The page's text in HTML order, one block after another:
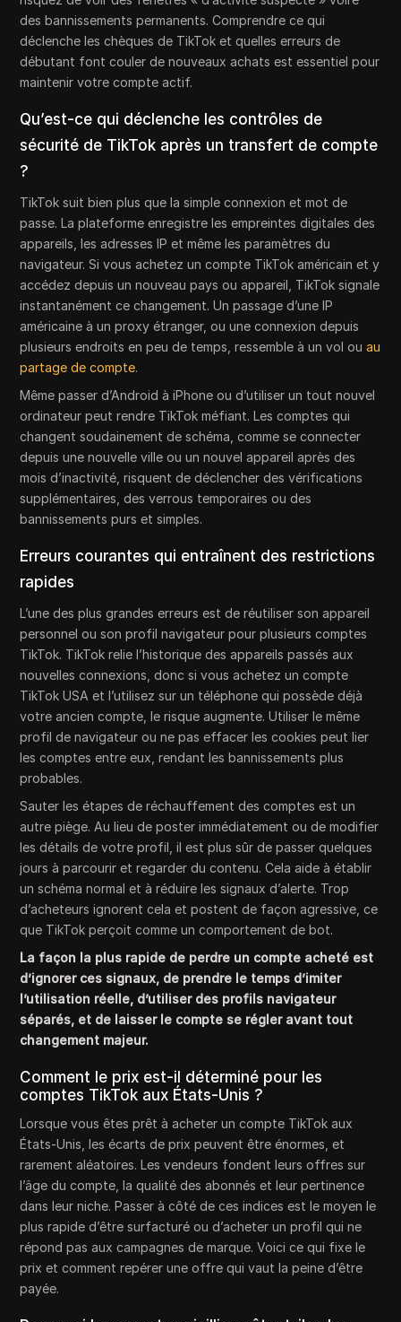
des bannissements permanents. Comprendre ce qui
déclenche les chèques de TikTok et quelles erreurs de
débutant font couler de nouveaux achats est essentiel pour
maintenir votre compte actif.
Qu’est-ce qui déclenche les contrôles de
sécurité de TikTok après un transfert de compte
?
TikTok suit bien plus que la simple connexion et mot de
passe. La plateforme enregistre les empreintes digitales des
appareils, les adresses IP et même les paramètres du
navigateur. Si vous achetez un compte TikTok américain et y
accédez depuis un nouveau pays ou appareil, TikTok signale
instantanément ce changement. Un passage d’une IP
américaine à un proxy étranger, ou une connexion depuis
plusieurs endroits en peu de temps, ressemble à un vol ouau
partage de compte.
Même passer d’Android à iPhone ou d’utiliser un tout nouvel
ordinateur peut rendre TikTok méfiant. Les comptes qui
changent soudainement de schéma, comme se connecter
depuis une nouvelle ville ou un nouvel appareil après des
mois d’inactivité, risquent de déclencher des vérifications
supplémentaires, des verrous temporaires ou des
bannissements purs et simples.
Erreurs courantes qui entraînent des restrictions
rapides
L’une des plus grandes erreurs est de réutiliser son appareil
personnel ou son profil navigateur pour plusieurs comptes
TikTok. TikTok relie l’historique des appareils passés aux
nouvelles connexions, donc si vous achetez un compte
TikTok USA et l’utilisez sur un téléphone qui possède déjà
votre ancien compte, le risque augmente. Utiliser le même
profil de navigateur ou ne pas effacer les cookies peut lier
les comptes entre eux, rendant les bannissements plus
probables.
Sauter les étapes de réchauffement des comptes est un
autre piège. Au lieu de poster immédiatement ou de modifier
les détails de votre profil, il est plus sûr de passer quelques
jours à parcourir et regarder du contenu. Cela aide à établir
un schéma normal et à réduire les signaux d’alerte. Trop
d’acheteurs ignorent cela et postent de façon agressive, ce
que TikTok perçoit comme un comportement de bot.
La façon la plus rapide de perdre un compte acheté est
d’ignorer ces signaux, de prendre le temps d’imiter
l’utilisation réelle, d’utiliser des profils navigateur
séparés, et de laisser le compte se régler avant tout
changement majeur.
Comment le prix est-il déterminé pour les
comptes TikTok aux États-Unis ?
Lorsque vous êtes prêt à acheter un compte TikTok aux
États-Unis, les écarts de prix peuvent être énormes, et
rarement aléatoires. Les vendeurs fondent leurs offres sur
l’âge du compte, la qualité des abonnés et leur pertinence
dans leur niche. Passer à côté de ces indices est le moyen le
plus rapide d’être surfacturé ou d’acheter un profil qui ne
répond pas aux campagnes de marque. Voici ce qui fixe le
prix et comment repérer une offre qui vaut la peine d’être
payée.